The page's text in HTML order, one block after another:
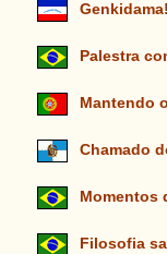
Palestra
Mantendo
Chamado
Momentos
Filosofia